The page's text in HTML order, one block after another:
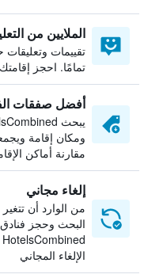
الملايين من
تقييمات وتعليقات
تمامًا. احجز
أفضل صفقات
ومكان إقامة
مقارنة أماكن
إلغاء مجاني
من الوارد أن
البحث وحجز
الإلغاء المجاني